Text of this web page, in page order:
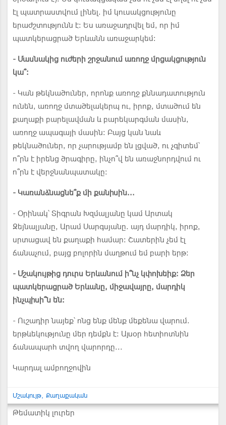
էլ պատրաստվում լինել. իմ կուսակցությունը
երաժշտությունն է: Ես առաջադրվել եմ, որ իմ
պատկերացրած Երևանն առաջարկեմ:
- Մասնակից ուժերի շրջանում առողջ մրցակցություն
կա՞:
- Կան թեկնածուներ, որոնք առողջ քննադատություն
ունեն, առողջ մտածելակերպ ու, իրոք, մտածում են
քաղաքի բարելավման և բարեկարգման մասին,
առողջ ապագայի մասին: Բայց կան նաև
թեկնածուներ, որ չարությամբ են լցված, ու չգիտեմ՝
ո՞րն է իրենց ծրագիրը, ինչո՞վ են առաջնորդվում ու
ո՞րն է վերջնանպատակը:
- Կառանձնացնե՞ք մի քանիսին...
- Օրինակ՝ Տիգրան Խզմալյանը կամ Արտակ
Զեյնալյանը, Արամ Սարգսյանը. այդ մարդիկ, իրոք,
սրտացավ են քաղաքի համար: Շատերին չեմ էլ
ճանաչում, բայց բոլորին մաղթում եմ բարի երթ:
- Մշակույթից դուրս Երևանում ի՞նչ կփոխեիք: Ձեր
պատկերացրած Երևանը, միջավայրը, մարդիկ
ինչպիսի՞ն են:
- Ուշադիր նայեք՝ ոնց ենք մենք մեքենա վարում.
երթևեկությունը մեր դեմքն է: Այսօր հետիոտնին
ճանապարհ տվող վարորդը...
Կարդալ ամբողջովին
Մշակույթ Քաղաքական
Թեմատիկ լուրեր